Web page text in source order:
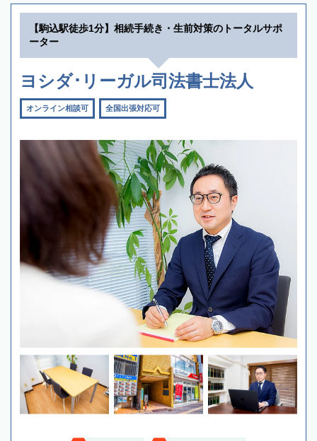
【駒込駅徒歩1分】相続手続き・生前対策のトータルサポ
ーター
ヨシダ･リーガル司法書士法人
オンライン相談可 全国出張対応可